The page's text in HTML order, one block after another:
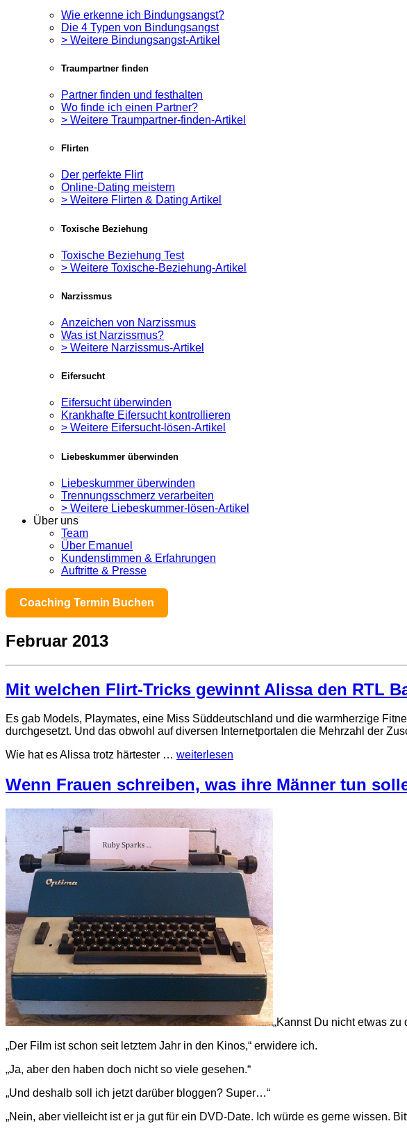
Wie erkenne ich Bindungsangst?
Die 4 Typen von Bindungsangst
> Weitere Bindungsangst-Artikel
Traumpartner finden
Partner finden und festhalten
Wo finde ich einen Partner?
> Weitere Traumpartner-finden-Artikel
Flirten
Der perfekte Flirt
Online-Dating meistern
> Weitere Flirten & Dating Artikel
Toxische Beziehung
Toxische Beziehung Test
> Weitere Toxische-Beziehung-Artikel
Narzissmus
Anzeichen von Narzissmus
Was ist Narzissmus?
> Weitere Narzissmus-Artikel
Eifersucht
Eifersucht überwinden
Krankhafte Eifersucht kontrollieren
> Weitere Eifersucht-lösen-Artikel
Liebeskummer überwinden
Liebeskummer überwinden
Trennungsschmerz verarbeiten
> Weitere Liebeskummer-lösen-Artikel
Über uns
Team
Über Emanuel
Kundenstimmen & Erfahrungen
Auftritte & Presse
Coaching Termin Buchen
Februar 2013
Mit welchen Flirt-Tricks gewinnt Alissa den RTL
Es gab Models, Playmates, eine Miss Süddeutschland und die warmherzige
durchgesetzt. Und das obwohl auf diversen Internetportalen die Mehrzahl der
Wie hat es Alissa trotz härtester … weiterlesen
Wenn Frauen schreiben, was ihre Männer tun
„Kannst Du nicht etwas zu
„Der Film ist schon seit letztem Jahr in den Kinos,“ erwidere ich.
„Ja, aber den haben doch nicht so viele gesehen.“
„Und deshalb soll ich jetzt darüber bloggen? Super…“
„Nein, aber vielleicht ist er ja gut für ein DVD-Date. Ich würde es gerne wissen.